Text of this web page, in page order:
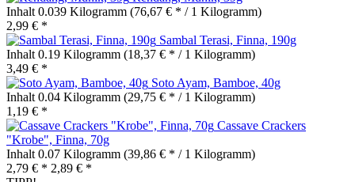
Inhalt 0.039 Kilogramm (76,67 € * / 1 Kilogramm)
2,99 € *
Sambal Terasi, Finna, 190g
Inhalt 0.19 Kilogramm (18,37 € * / 1 Kilogramm)
3,49 € *
Soto Ayam, Bamboe, 40g
Inhalt 0.04 Kilogramm (29,75 € * / 1 Kilogramm)
1,19 € *
Cassave Crackers
"Krobe", Finna, 70g
Inhalt 0.07 Kilogramm (39,86 € * / 1 Kilogramm)
2,79 € * 2,89 € *